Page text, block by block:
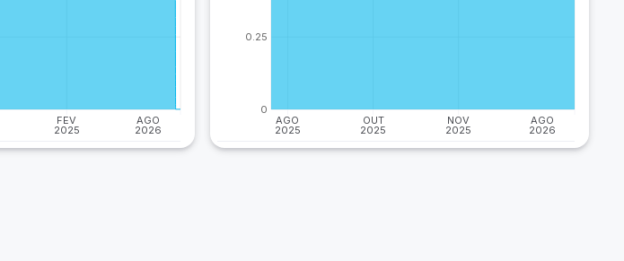
FEV
2025
AGO
2026
AGO
2025
OUT
2025
NOV
2025
AGO
2026
0
0.25